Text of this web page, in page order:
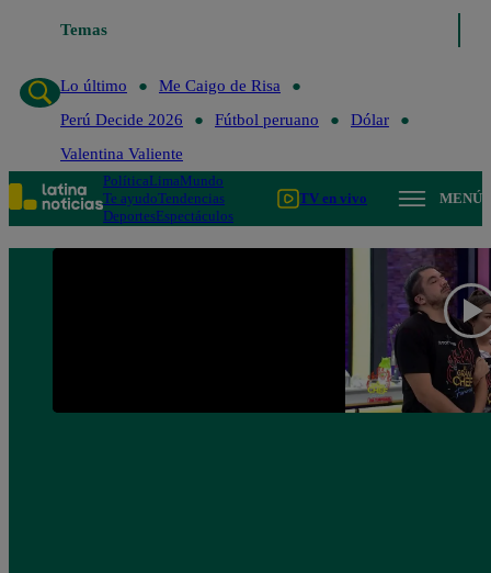
Temas
Lo último
Me Caigo de Risa
Perú Decide 2026
Fútbol peruano
Dólar
Valentina Valiente
PolíticaLimaMundo
Te ayudoTendencias
DeportesEspectáculos
TV en vivo MENÚ